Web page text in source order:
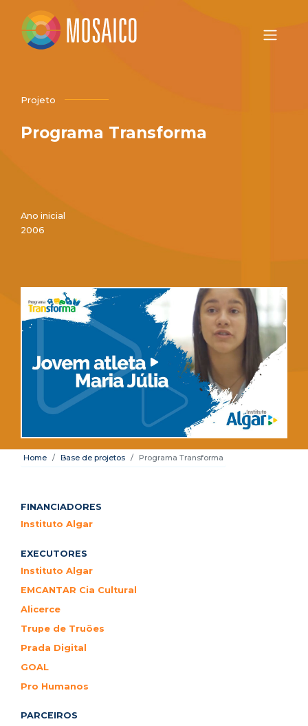
Projeto
Programa Transforma
Ano inicial
2006
Home Base de projetos Programa Transforma
FINANCIADORES
Instituto Algar
EXECUTORES
Instituto Algar
EMCANTAR Cia Cultural
Alicerce
Trupe de Truões
Prada Digital
GOAL
Pro Humanos
PARCEIROS